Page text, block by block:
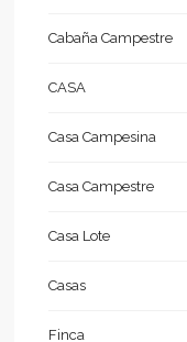
Cabaña Campestre
CASA
Casa Campesina
Casa Campestre
Casa Lote
Casas
Finca